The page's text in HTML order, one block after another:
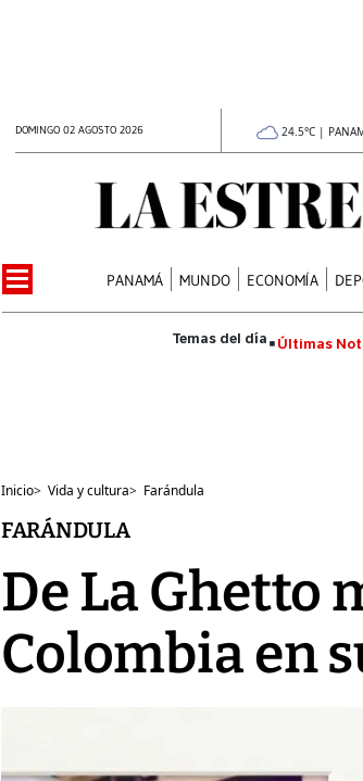
DOMINGO 02 AGOSTO 2026 24.5°C |
PANAMÁ MUNDO ECONOMÍA
Últimas
Inicio> Vida y cultura> Farándula
FARÁNDULA
De La Ghetto
Colombia en